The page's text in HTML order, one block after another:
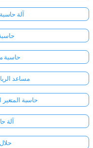
آلة
حاسبة
مساعد
حاسبة
آلة